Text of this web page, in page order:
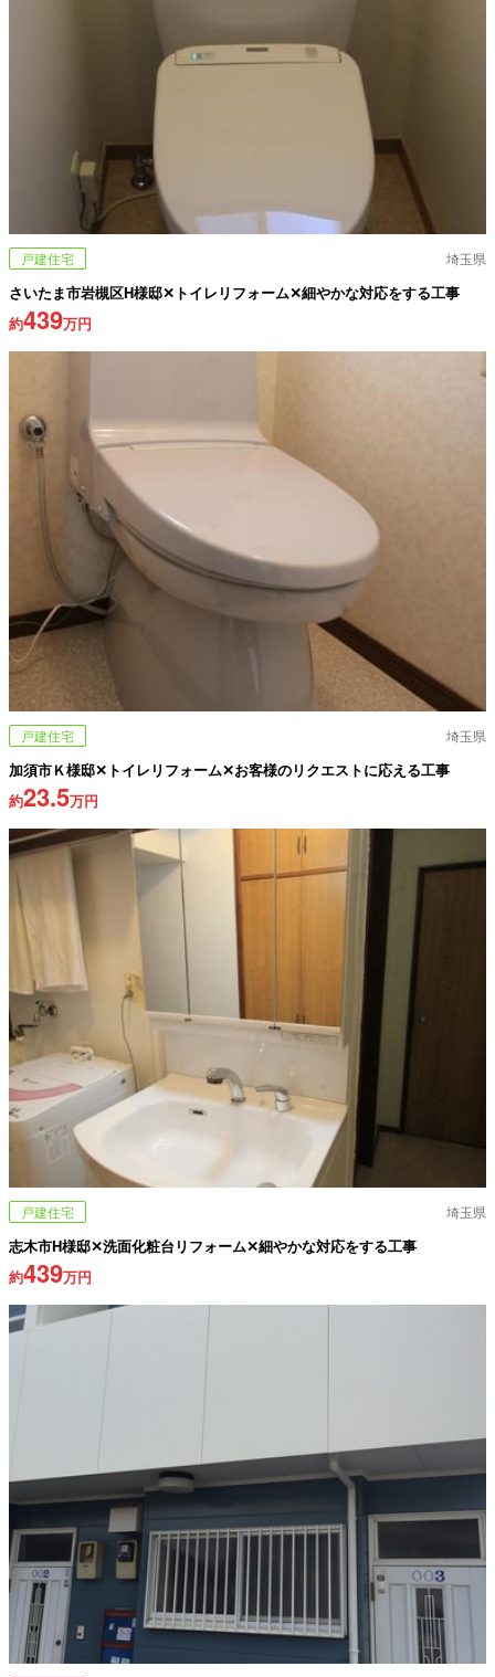
戸建住宅 埼玉県
さいたま市岩槻区H様邸✕トイレリフォーム✕細やかな対応をする工事
約439万円
戸建住宅 埼玉県
加須市Ｋ様邸✕トイレリフォーム✕お客様のリクエストに応える工事
約23.5万円
戸建住宅 埼玉県
志木市H様邸✕洗面化粧台リフォーム✕細やかな対応をする工事
約439万円